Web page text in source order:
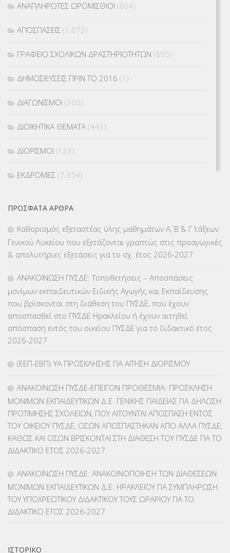
ΑΝΑΠΛΗΡΩΤΕΣ ΩΡΟΜΙΣΘΙΟΙ (864)
ΑΠΟΣΠΑΣΕΙΣ (1.072)
ΓΡΑΦΕΙΟ ΣΧΟΛΙΚΩΝ ΔΡΑΣΤΗΡΙΟΤΗΤΩΝ (695)
ΔΗΜΟΣΙΕΥΣΕΙΣ ΠΡΙΝ ΤΟ 2016 (1)
ΔΙΑΓΩΝΙΣΜΟΙ (305)
ΔΙΟΙΚΗΤΙΚΑ ΘΕΜΑΤΑ (443)
ΔΙΟΡΙΣΜΟΙ (123)
ΕΚΔΡΟΜΕΣ (7.354)
ΕΠΙΜΟΡΦΩΣΗ Τ.Π.Ε.(10)
ΚΕΣΥ(60)
ΚΕΣΥΠ(109)
ΚΠγ – ΚΡΑΤΙΚΟ ΠΙΣΤΟΠΟΙΗΤΙΚΟ ΓΛΩΣΣΟΜΑΘΕΙΑΣ
ΚΠπ- ΚΡΑΤΙΚΟ ΠΙΣΤΟΠΟΙΗΤΙΚΟ ΠΛΗΡΟΦΟΡΙΚΗΣ(12)
ΛΟΙΠΑ(309)
ΜΑΘΗΤΕΙΑ(275)
ΜΕΤΑΘΕΣΕΙΣ-ΤΟΠΟΘΕΤΗΣΕΙΣ ΒΕΛΤΙΩΣΕΙΣ(319)
ΜΕΤΑΦΟΡΑ ΜΑΘΗΤΩΝ(3)
ΝΟΜΟΘΕΣΙΑ(66)
ΠΡΌΣΦΑΤΑ ΆΡΘΡΑ
Καθορισμός εξεταστέας ύλης μαθημάτων Α΄, Β΄ & Γ΄ τάξεων
Γενικού Λυκείου που εξετάζονται γραπτώς στις προαγωγικές
& απολυτήριες εξετάσεις για το σχ. έτος 2026-2027
ΑΝΑΚΟΙΝΩΣΗ ΠΥΣΔΕ: Τοποθετήσεις – Αποσπάσεις
μονίμων εκπαιδευτικών Ειδικής Αγωγής και Εκπαίδευσης
που βρίσκονται στη διάθεση του ΠΥΣΔΕ, που έχουν
αποσπασθεί στο ΠΥΣΔΕ Ηρακλείου ή έχουν αιτηθεί
απόσπαση εντός του οικείου ΠΥΣΔΕ για το διδακτικό έτος
2026-2027
(ΕΕΠ-ΕΒΠ) ΥΑ ΠΡΟΣΚΛΗΣΗΣ ΓΙΑ ΑΙΤΗΣΗ ΔΙΟΡΙΣΜΟΥ
ΑΝΑΚΟΙΝΩΣΗ ΠΥΣΔΕ-ΕΠΕΙΓΟΝ ΠΡΟΘΕΣΜΙΑ: ΠΡΟΣΚΛΗΣΗ
ΜΟΝΙΜΩΝ ΕΚΠΑΙΔΕΥΤΙΚΩΝ Δ.Ε. ΓΕΝΙΚΗΣ ΠΑΙΔΕΙΑΣ ΓΙΑ ΔΗΛΩΣΗ
ΠΡΟΤΙΜΗΣΗΣ ΣΧΟΛΕΙΩΝ, ΠΟΥ ΑΙΤΟΥΝΤΑΙ ΑΠΟΣΠΑΣΗ ΕΝΤΟΣ
ΤΟΥ ΟΙΚΕΙΟΥ ΠΥΣΔΕ, ΟΣΩΝ ΑΠΟΣΠΑΣΤΗΚΑΝ ΑΠΟ ΑΛΛΑ ΠΥΣΔΕ,
ΚΑΘΩΣ ΚΑΙ ΟΣΩΝ ΒΡΙΣΚΟΝΤΑΙ ΣΤΗ ΔΙΑΘΕΣΗ ΤΟΥ ΠΥΣΔΕ ΓΙΑ ΤΟ
ΔΙΔΑΚΤΙΚΟ ΕΤΟΣ 2026-2027
ΑΝΑΚΟΙΝΩΣΗ ΠΥΣΔΕ: ΑΝΑΚΟΙΝΟΠΟΙΗΣΗ ΤΩΝ ΔΙΑΘΕΣΕΩΝ
ΜΟΝΙΜΩΝ ΕΚΠΑΙΔΕΥΤΙΚΩΝ Δ.Ε. ΗΡΑΚΛΕΙΟΥ ΓΙΑ ΣΥΜΠΛΗΡΩΣΗ
ΤΟΥ ΥΠΟΧΡΕΩΤΙΚΟΥ ΔΙΔΑΚΤΙΚΟΥ ΤΟΥΣ ΩΡΑΡΙΟΥ ΓΙΑ ΤΟ
ΔΙΔΑΚΤΙΚΟ ΕΤΟΣ 2026-2027
ΙΣΤΟΡΙΚΌ